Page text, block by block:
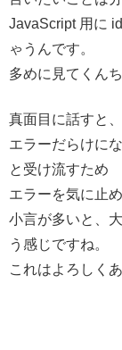
JavaScript 用に
ゃうんです。
多めに見てくんち
真面目に話すと
エラーだらけに
と受け流すため
エラーを気に止
小言が多いと、
う感じですね。
これはよろしく